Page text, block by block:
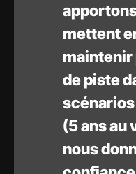
mettent
maintenir
de piste
(5 ans au
nous